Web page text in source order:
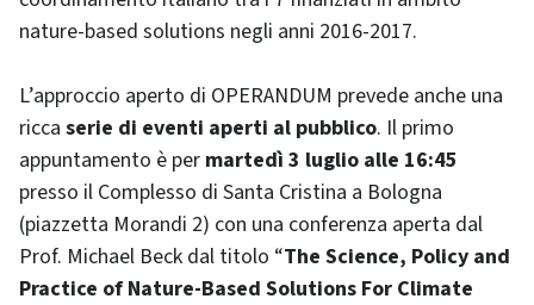
nature-based solutions negli anni 2016-2017.
L’approccio aperto di OPERANDUM prevede anche una
ricca serie di eventi aperti al pubblico. Il primo
appuntamento è per martedì 3 luglio alle 16:45
presso il Complesso di Santa Cristina a Bologna
(piazzetta Morandi 2) con una conferenza aperta dal
Prof. Michael Beck dal titolo “The Science, Policy and
Practice of Nature-Based Solutions For Climate